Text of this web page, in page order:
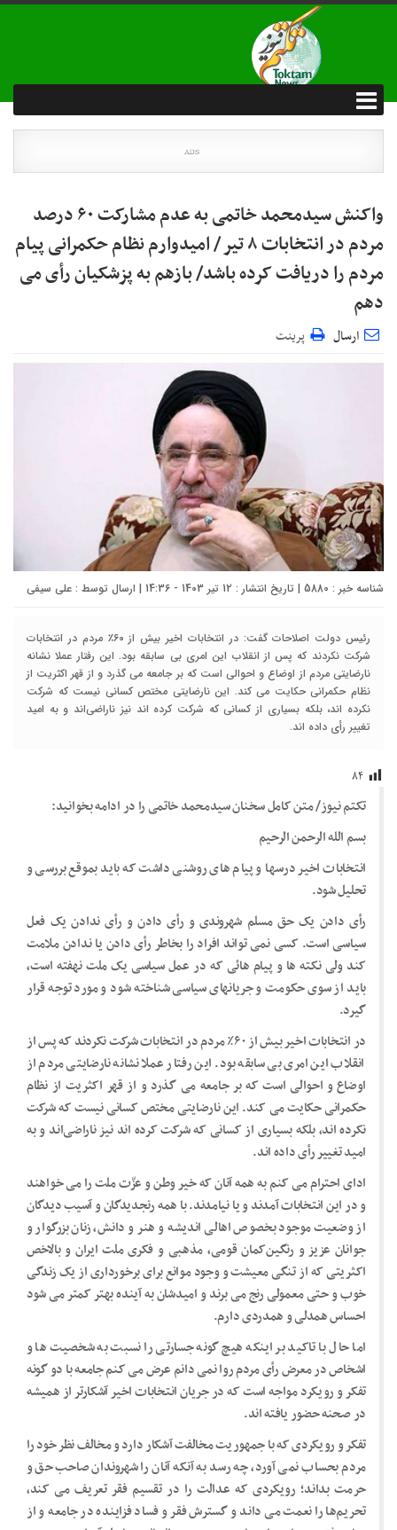
واکنش سیدمحمد خاتمی به عدم مشارکت ۶۰ درصد
مردم در انتخابات ۸ تیر / امیدوارم نظام حکمرانی پیام
مردم را دریافت کرده باشد/ بازهم به پزشکیان رأی می
دهم
ارسال پرینت
شناسه خبر : 5880 | تاریخ انتشار : 12 تیر 1403 - 14:36 | ارسال توسط : علی سیفی
رئیس دولت اصلاحات گفت: در انتخابات اخیر بیش از ۶٠٪‌ مردم در انتخابات
شرکت نکردند که پس از انقلاب این امری بی سابقه بود. این رفتار عملا نشانه
نارضایتی مردم از اوضاع و احوالی است که بر جامعه می گذرد و از قهر اکثریت از
نظام حکمرانی حکایت می کند. این نارضایتی مختص کسانی نیست که شرکت
نکرده اند، بلکه بسیاری از کسانی که شرکت کرده اند نیز ناراضی‌اند و به امید
تغییر رأی داده اند.
۸۴
تکتم نیوز/ متن کامل سخنان سیدمحمد خاتمی را در ادامه بخوانید:
بسم الله الرحمن الرحیم
انتخابات اخیر درسها و پیام های روشنی داشت که باید بموقع بررسی و
تحلیل شود.
رأی دادن یک حق مسلم شهروندی و رأی دادن و رأی ندادن یک فعل
سیاسی است. کسی نمی تواند افراد را بخاطر رأی دادن یا ندادن ملامت
کند ولی نکته ها و پیام هائی که در عمل سیاسی یک ملت نهفته است،
باید از سوی حکومت و جریانهای سیاسی شناخته شود و مورد توجه قرار
گیرد.
در انتخابات اخیر بیش از ۶٠٪‌ مردم در انتخابات شرکت نکردند که پس از
انقلاب این امری بی سابقه بود. این رفتار عملا نشانه نارضایتی مردم از
اوضاع و احوالی است که بر جامعه می گذرد و از قهر اکثریت از نظام
حکمرانی حکایت می کند. این نارضایتی مختص کسانی نیست که شرکت
نکرده اند، بلکه بسیاری از کسانی که شرکت کرده اند نیز ناراضی‌اند و به
امید تغییر رأی داده اند.
ادای احترام می کنم به همه آنان که خیر وطن و عزّت ملت را می خواهند
و در این انتخابات آمدند و یا نیامدند. با همه رنجدیدگان و آسیب دیدگان
از وضعیت موجود بخصوص اهالی اندیشه و هنر و دانش، زنان بزرگوار و
جوانان عزیز و رنگین‌کمان قومی، مذهبی و فکری ملت ایران و بالاخص
اکثریتی که از تنگی معیشت و وجود موانع برای برخورداری از یک زندگی
خوب و حتی معمولی رنج می برند و امیدشان به آینده بهتر کمتر می شود
احساس همدلی و همدردی دارم.
اما حال با تاکید بر اینکه هیچ گونه جسارتی را نسبت به شخصیت ها و
اشخاص در معرض رأی مردم روا نمی دانم عرض می کنم جامعه با دو گونه
تفکر و رویکرد مواجه است که در جریان انتخابات اخیر آشکارتر از همیشه
در صحنه حضور یافته اند.
تفکر و رویکردی که با جمهوریت مخالفت آشکار دارد و مخالف نظر خود را
مردم بحساب نمی آورد، چه رسد به آنکه آنان را شهروندان صاحب حق و
حرمت بداند؛ رویکردی که عدالت را در تقسیم فقر تعریف می کند،
تحریم‌ها را نعمت می داند و گسترش فقر و فساد فزاینده در جامعه و از